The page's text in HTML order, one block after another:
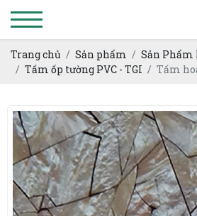
Trang chủ Sản phẩm
Sản Phẩm
Tấm ốp tường PVC - TGI
Tấm